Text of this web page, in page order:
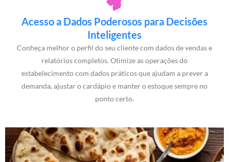
Acesso a Dados Poderosos para Decisões
Inteligentes
Conheça melhor o perfil do seu cliente com dados de vendas e
relatórios completos. Otimize as operações do
estabelecimento com dados práticos que ajudam a prever a
demanda, ajustar o cardápio e manter o estoque sempre no
ponto certo.